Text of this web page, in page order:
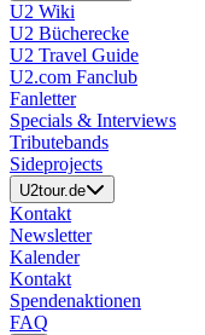
U2 Wiki
U2 Bücherecke
U2 Travel Guide
U2.com Fanclub
Fanletter
Specials & Interviews
Tributebands
Sideprojects
U2tour.de
Kontakt
Newsletter
Kalender
Kontakt
Spendenaktionen
FAQ